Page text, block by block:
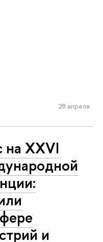
28 апреля
на XXVI
и